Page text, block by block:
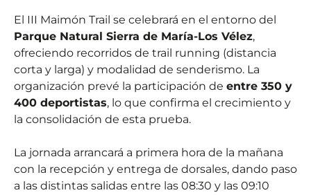
El III Maimón Trail se celebrará en el entorno del
Parque Natural Sierra de María-Los Vélez,
ofreciendo recorridos de trail running (distancia
corta y larga) y modalidad de senderismo. La
organización prevé la participación de entre 350 y
400 deportistas, lo que confirma el crecimiento y
la consolidación de esta prueba.
La jornada arrancará a primera hora de la mañana
con la recepción y entrega de dorsales, dando paso
a las distintas salidas entre las 08:30 y las 09:10